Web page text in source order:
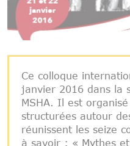
Ce colloque
janvier 2016 dans la
MSHA. Il est
structurées autour
réunissent les seize
à savoir : « Mythes